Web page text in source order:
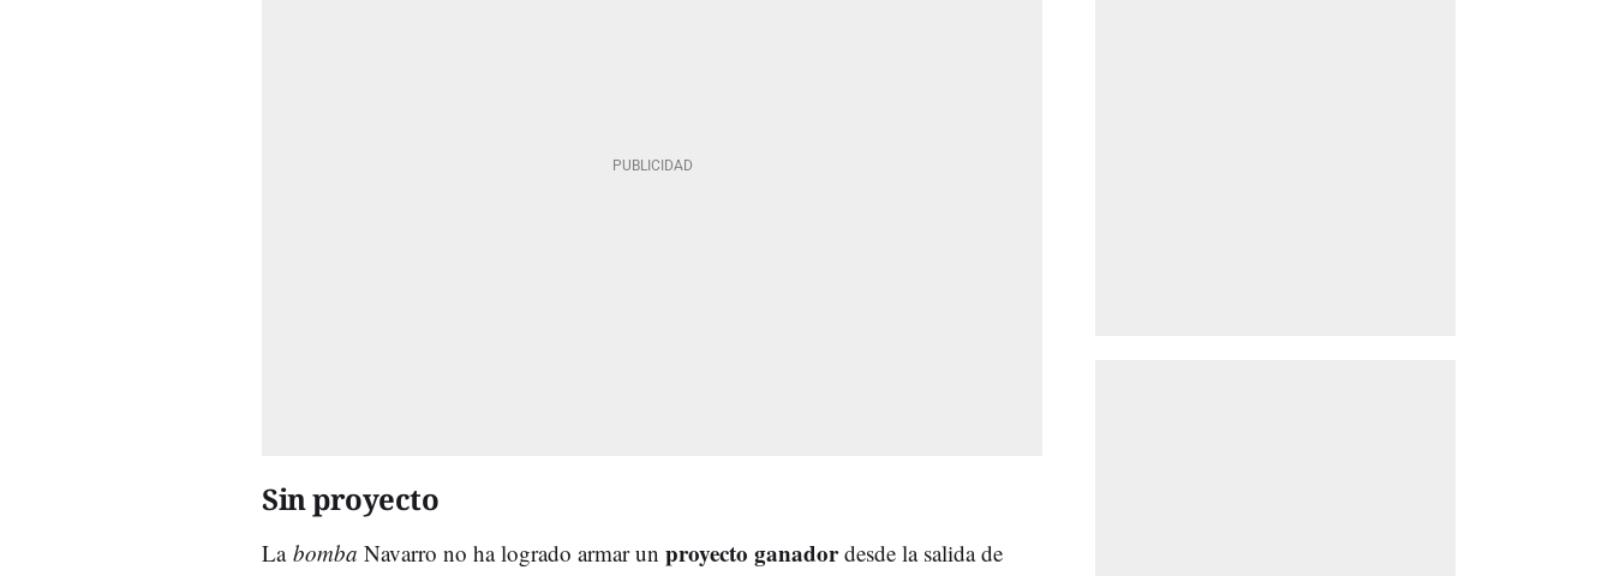
Sin proyecto
La bomba Navarro no ha logrado armar un proyecto ganadordesde la salida de